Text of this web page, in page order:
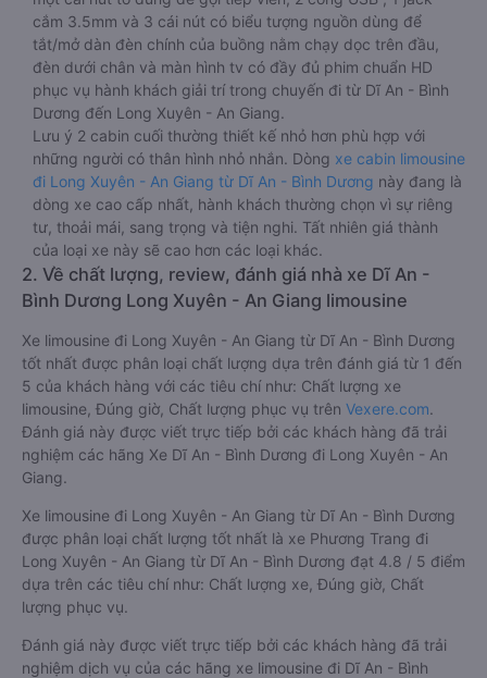
cắm 3.5mm và 3 cái nút có biểu tượng nguồn dùng để
tắt/mở dàn đèn chính của buồng nằm chạy dọc trên đầu,
đèn dưới chân và màn hình tv có đầy đủ phim chuẩn HD
phục vụ hành khách giải trí trong chuyến đi từ Dĩ An - Bình
Dương đến Long Xuyên - An Giang.
Lưu ý 2 cabin cuối thường thiết kế nhỏ hơn phù hợp với
những người có thân hình nhỏ nhắn. Dòng xe cabin limousine
đi Long Xuyên - An Giang từ Dĩ An - Bình Dương này đang là
dòng xe cao cấp nhất, hành khách thường chọn vì sự riêng
tư, thoải mái, sang trọng và tiện nghi. Tất nhiên giá thành
của loại xe này sẽ cao hơn các loại khác.
2. Về chất lượng, review, đánh giá nhà xe Dĩ An -
Bình Dương Long Xuyên - An Giang limousine
Xe limousine đi Long Xuyên - An Giang từ Dĩ An - Bình Dương
tốt nhất được phân loại chất lượng dựa trên đánh giá từ 1 đến
5 của khách hàng với các tiêu chí như: Chất lượng xe
limousine, Đúng giờ, Chất lượng phục vụ trên Vexere.com.
Đánh giá này được viết trực tiếp bởi các khách hàng đã trải
nghiệm các hãng Xe Dĩ An - Bình Dương đi Long Xuyên - An
Giang.
Xe limousine đi Long Xuyên - An Giang từ Dĩ An - Bình Dương
được phân loại chất lượng tốt nhất là xe Phương Trang đi
Long Xuyên - An Giang từ Dĩ An - Bình Dương đạt 4.8 / 5 điểm
dựa trên các tiêu chí như: Chất lượng xe, Đúng giờ, Chất
lượng phục vụ.
Đánh giá này được viết trực tiếp bởi các khách hàng đã trải
nghiệm dịch vụ của các hãng xe limousine đi Dĩ An - Bình